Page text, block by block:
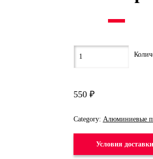
550 ₽
Category: Алюминиевые
Условия доставки